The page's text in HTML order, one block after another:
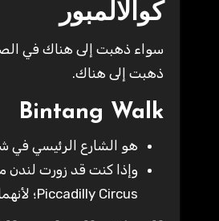
كوالالمبور
سواء ذهبت إلى هناك في
ذهبت إلى هناك.
Bintang Walk
هو الشارع الرئيسي
وإذا كنت قد زورت لندن
Piccadilly Circus؛ لأنهما متقاربان في الحجم والتصميم وبهم إعلانات الكترونية كبيرة الحجم.